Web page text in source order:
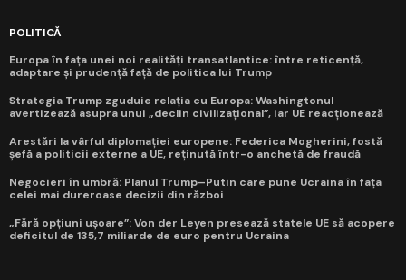
POLITICĂ
Europa în fața unei noi realități transatlantice: între reticență,
adaptare și prudență față de politica lui Trump
Strategia Trump zguduie relația cu Europa: Washingtonul
avertizează asupra unui „declin civilizațional”, iar UE reacționează
Arestări la vârful diplomației europene: Federica Mogherini, fostă
șefă a politicii externe a UE, reținută într-o anchetă de fraudă
Negocieri în umbră: Planul Trump–Putin care pune Ucraina în fața
celei mai dureroase decizii din război
„Fără opțiuni ușoare”: Von der Leyen presează statele UE să acopere
deficitul de 135,7 miliarde de euro pentru Ucraina